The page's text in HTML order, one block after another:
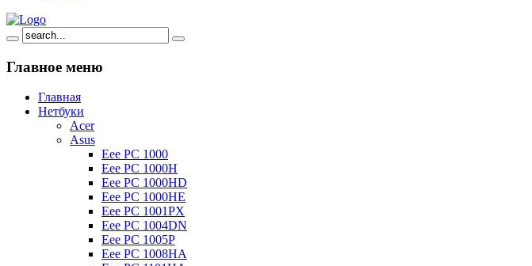
Главное меню
Главная
Нетбуки
Acer
Asus
Eee PC 1000
Eee PC 1000H
Eee PC 1000HD
Eee PC 1000HE
Eee PC 1001PX
Eee PC 1004DN
Eee PC 1005P
Eee PC 1008HA